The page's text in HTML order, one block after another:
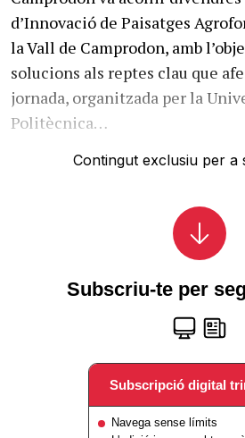
d’Innovació de Paisatges
la Vall de Camprodon, amb
solucions als reptes clau que
jornada, organitzada per la
Politècnica…
Contingut exclusiu per a